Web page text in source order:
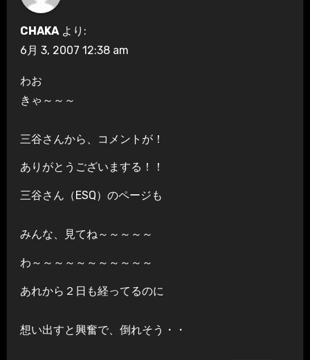
CHAKA より:
6月 3, 2007 12:38 am
わお
きゃ～～～
三谷さんから、コメントが！
ありがとうございまする！！
三谷さん（ESQ）のページも
みんな、見てね～～～～～
わ～～～～～～～～～～～
あれから２日も経ってるのに
想い出すと興奮で、倒れそう・・